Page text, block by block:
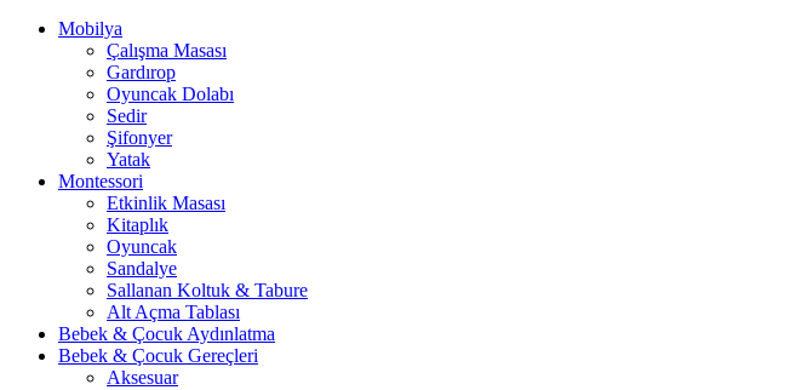
Mobilya
Çalışma Masası
Gardırop
⁠Oyuncak Dolabı
Sedir
Şifonyer
Yatak
Montessori
Etkinlik Masası
Kitaplık
Oyuncak
Sandalye
Sallanan Koltuk & Tabure
Alt Açma Tablası
Bebek & Çocuk Aydınlatma
Bebek & Çocuk Gereçleri
Aksesuar